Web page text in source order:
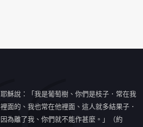
耶穌說：「我是葡萄樹、你們是枝子．常在我
裡面的、我也常在他裡面、這人就多結果子．
因為離了我、你們就不能作甚麼。」（約